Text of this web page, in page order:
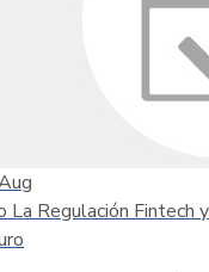
La Regulación Fintech